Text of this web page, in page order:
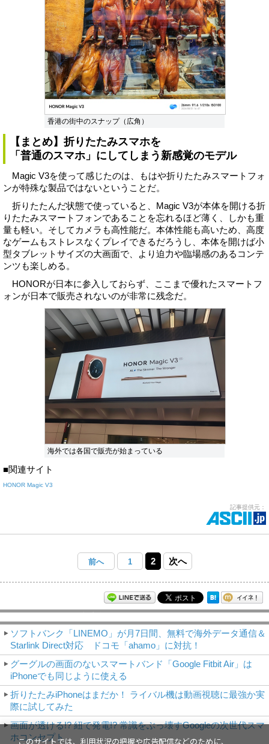
香港の街中のスナップ（広角）
【まとめ】折りたたみスマホを
「普通のスマホ」にしてしまう新感覚のモデル
Magic V3を使って感じたのは、もはや折りたたみスマートフォ
ンが特殊な製品ではないということだ。
折りたたんだ状態で使っていると、Magic V3が本体を開ける折
りたたみスマートフォンであることを忘れるほど薄く、しかも重
量も軽い。そしてカメラも高性能だ。本体性能も高いため、高度
なゲームもストレスなくプレイできるだろうし、本体を開けば小
型タブレットサイズの大画面で、より迫力や臨場感のあるコンテ
ンツも楽しめる。
HONORが日本に参入しておらず、ここまで優れたスマートフ
ォンが日本で販売されないのが非常に残念だ。
海外では各国で販売が始まっている
■関連サイト
HONOR Magic V3
記事提供元：
前へ 1 2 次へ
ソフトバンク「LINEMO」が月7日間、無料で海外データ通信＆
Starlink Direct対応 ドコモ「ahamo」に対抗！
グーグルの画面のないスマートバンド「Google Fitbit Air」は
iPhoneでも同じように使える
折りたたみiPhoneはまだか！ ライバル機は動画視聴に最強か実
際に試してみた
画面が透ける!? 紐で発電!? 常識をぶっ壊すGoogleの次世代スマ
ホコンセプト
このサイトでは、利用状況の把握や広告配信などのために、